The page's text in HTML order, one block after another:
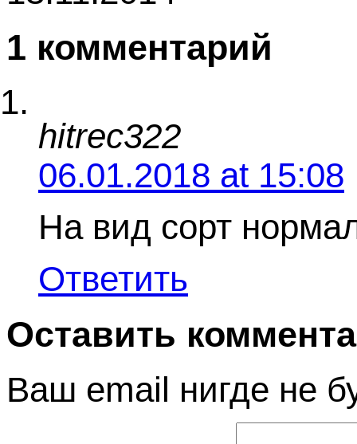
1 комментарий
hitrec322
06.01.2018 at 15:08
На вид сорт
Ответить
Оставить
Ваш email нигде не